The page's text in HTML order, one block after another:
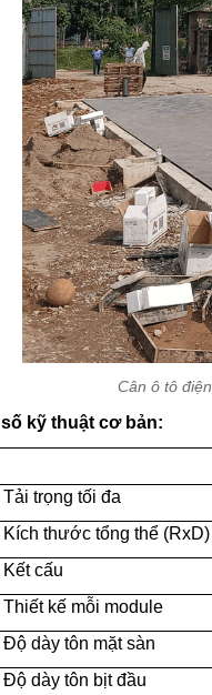
Cân ô tô
kỹ thuật cơ bản:
Tải trọng tối đa
Kích thước tổng thể (RxD)
Kết cấu
Thiết kế mỗi module
Độ dày tôn mặt sàn
Độ dày tôn bịt đầu